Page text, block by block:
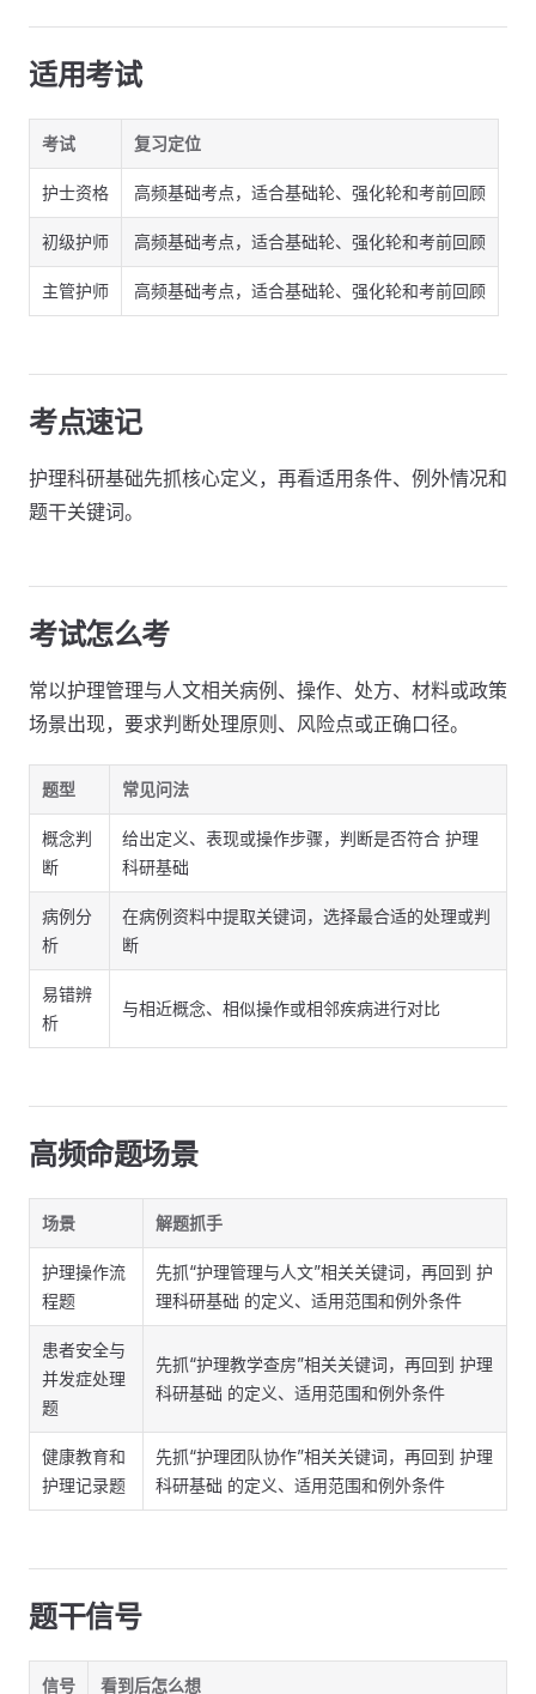
适用考试
考试 复习定位
护士资格 高频基础考点，适合基础轮、强化轮和考前回顾
初级护师 高频基础考点，适合基础轮、强化轮和考前回顾
主管护师 高频基础考点，适合基础轮、强化轮和考前回顾
考点速记
护理科研基础先抓核心定义，再看适用条件、例外情况和
题干关键词。
考试怎么考
常以护理管理与人文相关病例、操作、处方、材料或政策
场景出现，要求判断处理原则、风险点或正确口径。
题型 常见问法
概念判
断
给出定义、表现或操作步骤，判断是否符合 护理
科研基础
病例分
析
在病例资料中提取关键词，选择最合适的处理或判
断
易错辨
析
与相近概念、相似操作或相邻疾病进行对比
高频命题场景
场景 解题抓手
护理操作流
程题
先抓“护理管理与人文”相关关键词，再回到 护
理科研基础 的定义、适用范围和例外条件
患者安全与
并发症处理
题
先抓“护理教学查房”相关关键词，再回到 护理
科研基础 的定义、适用范围和例外条件
健康教育和
护理记录题
先抓“护理团队协作”相关关键词，再回到 护理
科研基础 的定义、适用范围和例外条件
题干信号
信号 看到后怎么想